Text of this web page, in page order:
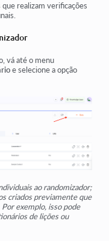
realizam verificações
vá até o menu
e selecione a opção
ao randomizador;
criados previamente que
exemplo, isso pode
de lições ou